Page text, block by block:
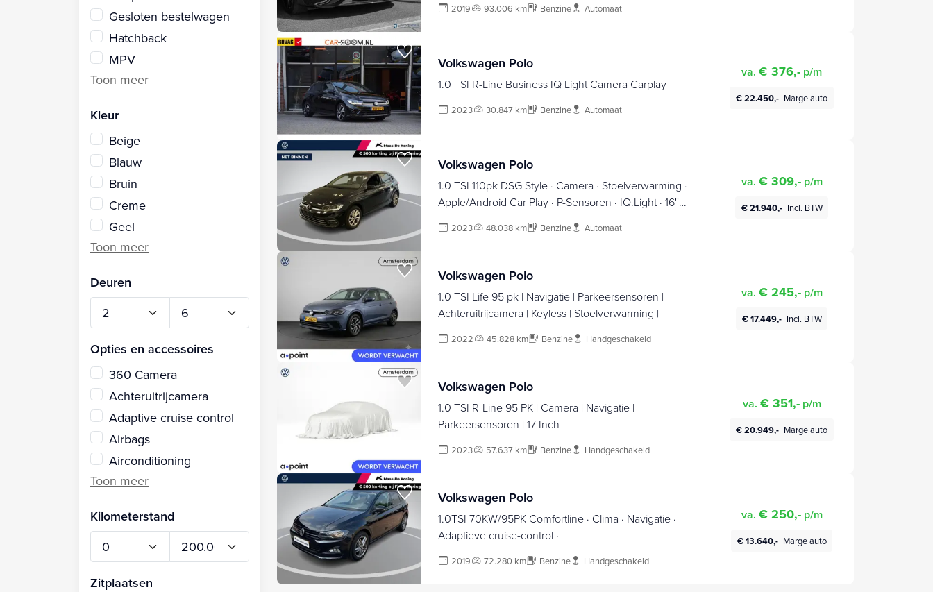
Gesloten bestelwagen
Hatchback
MPV
Kleur
Beige
Blauw
Bruin
Creme
Geel
Deuren
Opties en accessoires
360 Camera
Achteruitrijcamera
Adaptive cruise control
Airbags
Airconditioning
Kilometerstand
Zitplaatsen
2019 93.006 km Benzine Automaat
Volkswagen Polo
1.0 TSI R-Line Business IQ Light Camera Carplay
2023 30.847 km Benzine Automaat
va. € 376,- p/m
€ 22.450,- Marge auto
Volkswagen Polo
1.0 TSI 110pk DSG Style · Camera · Stoelverwarming ·
Apple/Android Car Play · P-Sensoren · IQ.Light · 16''
2023 48.038 km Benzine Automaat
va. € 309,- p/m
€ 21.940,- Incl. BTW
Volkswagen Polo
1.0 TSI Life 95 pk | Navigatie | Parkeersensoren |
Achteruitrijcamera | Keyless | Stoelverwarming |
2022 45.828 km Benzine Handgeschakeld
va. € 245,- p/m
€ 17.449,- Incl. BTW
Volkswagen Polo
1.0 TSI R-Line 95 PK | Camera | Navigatie |
Parkeersensoren | 17 Inch
2023 57.637 km Benzine Handgeschakeld
va. € 351,- p/m
€ 20.949,- Marge auto
Volkswagen Polo
1.0TSI 70KW/95PK Comfortline · Clima · Navigatie ·
Adaptieve cruise-control ·
2019 72.280 km Benzine Handgeschakeld
va. € 250,- p/m
€ 13.640,- Marge auto